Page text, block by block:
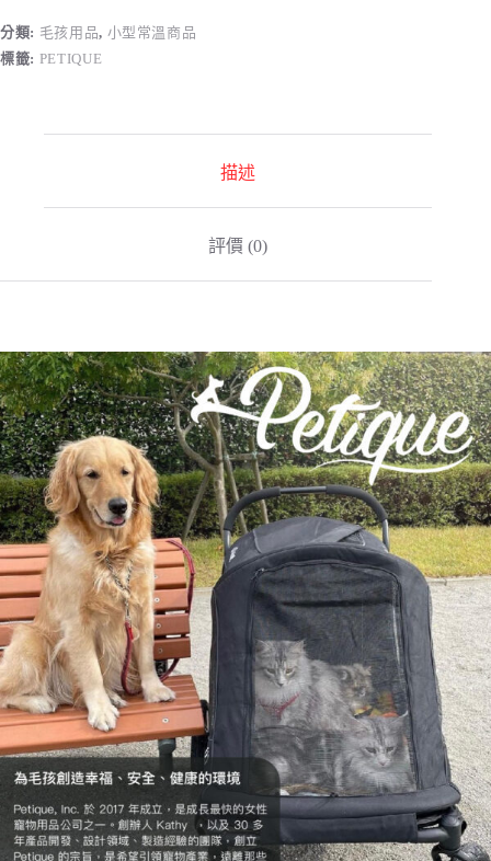
分類: 毛孩用品, 小型常溫商品
標籤: PETIQUE
描述
評價 (0)